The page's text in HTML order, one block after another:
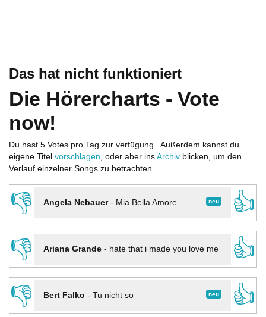
Das hat nicht funktioniert
Die Hörercharts - Vote
now!
Du hast 5 Votes pro Tag zur verfügung.. Außerdem kannst du
eigene Titel vorschlagen, oder aber ins Archiv blicken, um den
Verlauf einzelner Songs zu betrachten.
👎 neu
Angela Nebauer- Mia Bella Amore
👍
👎
Ariana Grande- hate that i made you love me
👍
👎
neu
Bert Falko - Tu nicht so
👍